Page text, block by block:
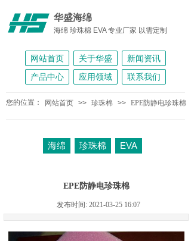
华盛海绵
海绵 珍珠棉 EVA 专业厂家 以需定制
网站首页 关于华盛
新闻资讯
产品中心
应用领域 联系我们
您的位置： 网站首页 >> 珍珠棉 >> EPE防静电珍珠棉
海绵 珍珠棉 EVA
EPE防静电珍珠棉
发布时间: 2021-03-25 16:07